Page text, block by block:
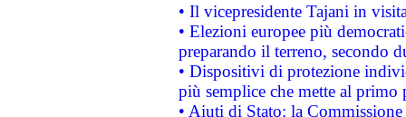
• Il vicepresidente Tajani in
• Elezioni europee più
preparando il terreno, secondo
• Dispositivi di protezione
più semplice che mette al primo
• Aiuti di Stato: la